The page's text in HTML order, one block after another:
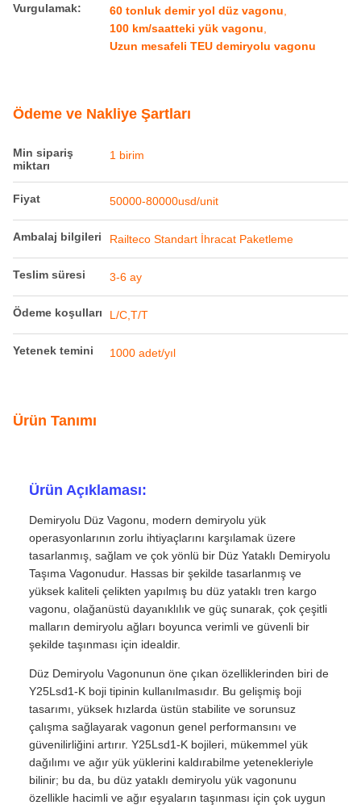
Vurgulamak: 60 tonluk demir yol düz vagonu
100 km/saatteki yük vagonu
Uzun mesafeli TEU demiryolu vagonu
Ödeme ve Nakliye Şartları
Min sipariş
miktarı
1 birim
Fiyat 50000-80000usd/unit
Ambalaj bilgileri Railteco Standart İhracat Paketleme
Teslim süresi 3-6 ay
Ödeme koşulları L/C,T/T
Yetenek temini 1000 adet/yıl
Ürün Tanımı
Ürün Açıklaması:
Demiryolu Düz Vagonu, modern demiryolu yük
operasyonlarının zorlu ihtiyaçlarını karşılamak üzere
tasarlanmış, sağlam ve çok yönlü bir Düz Yataklı Demiryolu
Taşıma Vagonudur. Hassas bir şekilde tasarlanmış ve
yüksek kaliteli çelikten yapılmış bu düz yataklı tren kargo
vagonu, olağanüstü dayanıklılık ve güç sunarak, çok çeşitli
malların demiryolu ağları boyunca verimli ve güvenli bir
şekilde taşınması için idealdir.
Düz Demiryolu Vagonunun öne çıkan özelliklerinden biri de
Y25Lsd1-K boji tipinin kullanılmasıdır. Bu gelişmiş boji
tasarımı, yüksek hızlarda üstün stabilite ve sorunsuz
çalışma sağlayarak vagonun genel performansını ve
güvenilirliğini artırır. Y25Lsd1-K bojileri, mükemmel yük
dağılımı ve ağır yük yüklerini kaldırabilme yetenekleriyle
bilinir; bu da, bu düz yataklı demiryolu yük vagonunu
özellikle hacimli ve ağır eşyaların taşınması için çok uygun